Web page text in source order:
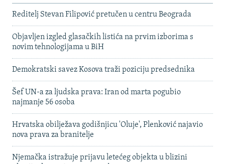
Reditelj Stevan Filipović pretučen u centru Beograda
Objavljen izgled glasačkih listića na prvim izborima s
novim tehnologijama u BiH
Demokratski savez Kosova traži poziciju predsednika
Šef UN-a za ljudska prava: Iran od marta pogubio
najmanje 56 osoba
Hrvatska obilježava godišnjicu 'Oluje', Plenković najavio
nova prava za branitelje
Njemačka istražuje prijavu letećeg objekta u blizini